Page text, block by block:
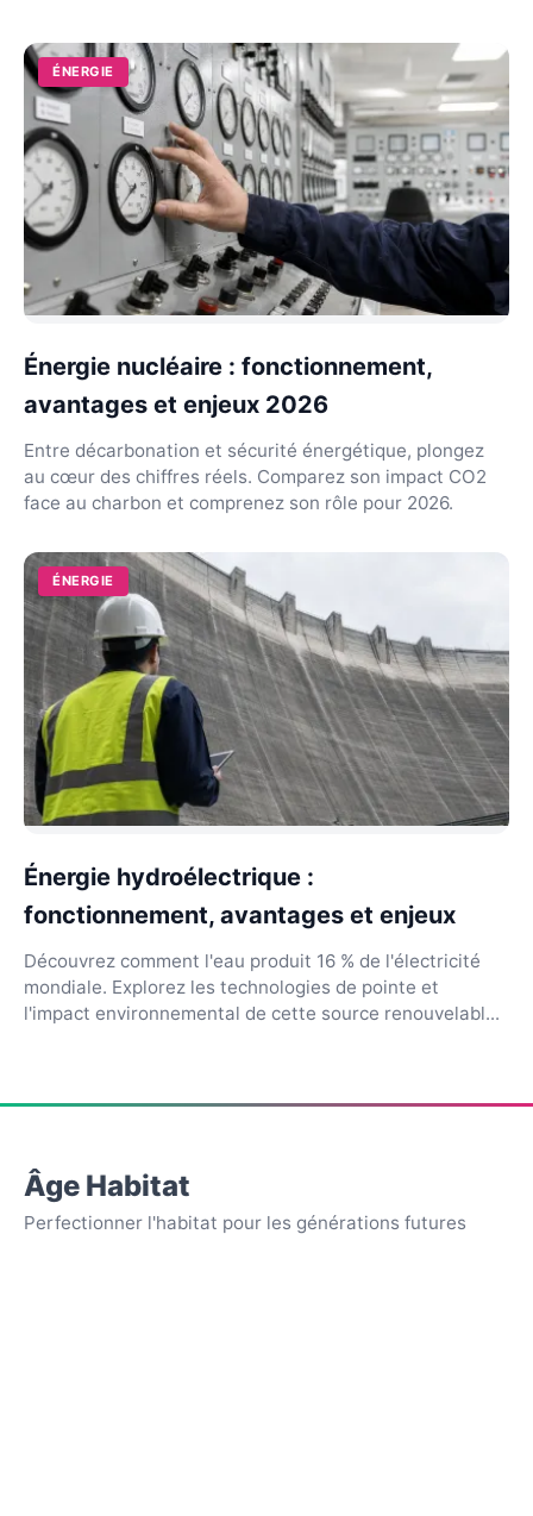
ÉNERGIE
Énergie nucléaire : fonctionnement,
avantages et enjeux 2026
Entre décarbonation et sécurité énergétique, plongez
au cœur des chiffres réels. Comparez son impact CO2
face au charbon et comprenez son rôle pour 2026.
ÉNERGIE
Énergie hydroélectrique :
fonctionnement, avantages et enjeux
Découvrez comment l'eau produit 16 % de l'électricité
mondiale. Explorez les technologies de pointe et
l'impact environnemental de cette source renouvelabl...
Âge Habitat
Perfectionner l'habitat pour les générations futures